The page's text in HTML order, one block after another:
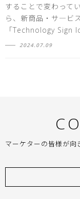
することで変わって
ら、新商品・サ―ビ
「Technology Sign
2024.07.09
マーケターの皆様が向